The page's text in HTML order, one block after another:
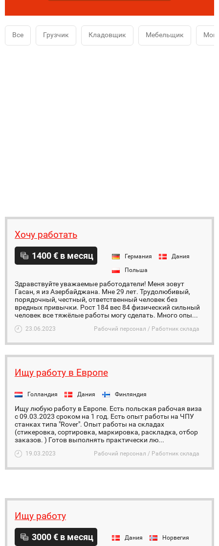
Все Грузчик Кладовщик Мебельщик
Хочу работать
1400 € в месяц Германия
Дания
Польша
Здравствуйте уважаемые работодатели! Меня зовут
Гасан, я из Азербайджана. Мне 29 лет. Трудолюбивый,
порядочный, честный, ответственный человек без
вредных привычки. Рост 184 вес 84 физический сильный
человек все тяжёлые работы могу сделать. Много опы...
23.06.2023 Рабочий персонал / Работник склада
Ищу работу в Европе
Голландия Дания Финляндия
Ищу любую работу в Европе. Есть польская рабочая виза
с 09.03.2023 сроком на 1 год. Есть опыт работы на ЧПУ
станках типа "Rover". Опыт работы на складах
(стикеровка, сортировка, маркировка, раскладка, отбор
заказов. ) Готов выполнять практически лю...
19.03.2023 Рабочий персонал / Работник склада
Ищу работу
3000 € в месяц Дания Норвегия